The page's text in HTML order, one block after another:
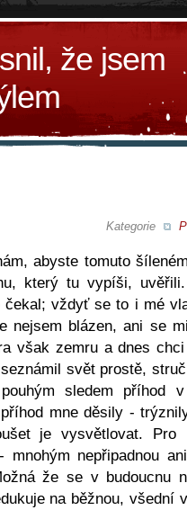
že jsem
Kategorie
abyste tomuto
který tu vypíši,
čekal; vždyť se to i mé
nejsem blázen, ani se
však zemru a dnes
svět prostě,
sledem příhod
mne děsily -
je vysvětlovat. Pro
mnohým nepřipadnou
že se v budoucnu
na běžnou, všední